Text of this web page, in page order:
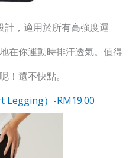
，適用於所有高強度運
在你運動時排汗透氣。值得
！還不快點。
Legging）-RM19.00